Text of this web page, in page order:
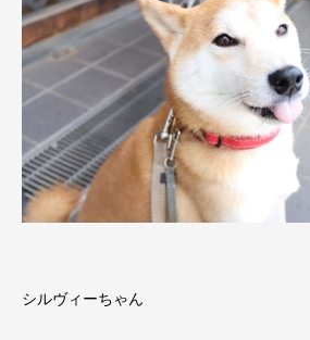
シルヴィーちゃん